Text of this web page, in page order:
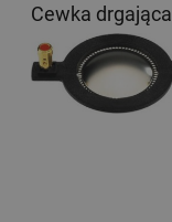
Cewka